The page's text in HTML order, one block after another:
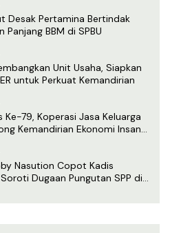
Desak Pertamina Bertindak
BBM di SPBU
Unit Usaha, Siapkan
untuk Perkuat Kemandirian
Ke-79, Koperasi Jasa Keluarga
Kemandirian Ekonomi Insan
Nasution Copot Kadis
Dugaan Pungutan SPP di